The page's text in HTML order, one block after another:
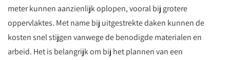
meter kunnen aanzienlijk oplopen, vooral bij grotere
oppervlaktes. Met name bij uitgestrekte daken kunnen de
kosten snel stijgen vanwege de benodigde materialen en
arbeid. Het is belangrijk om bij het plannen van een